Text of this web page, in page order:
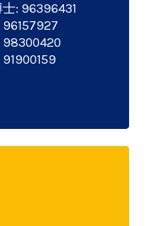
: 96396431